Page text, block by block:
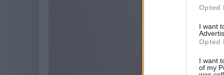
Opted
I want
Opted
I want
of my